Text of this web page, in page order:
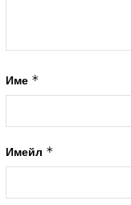
Име *
Имейл *